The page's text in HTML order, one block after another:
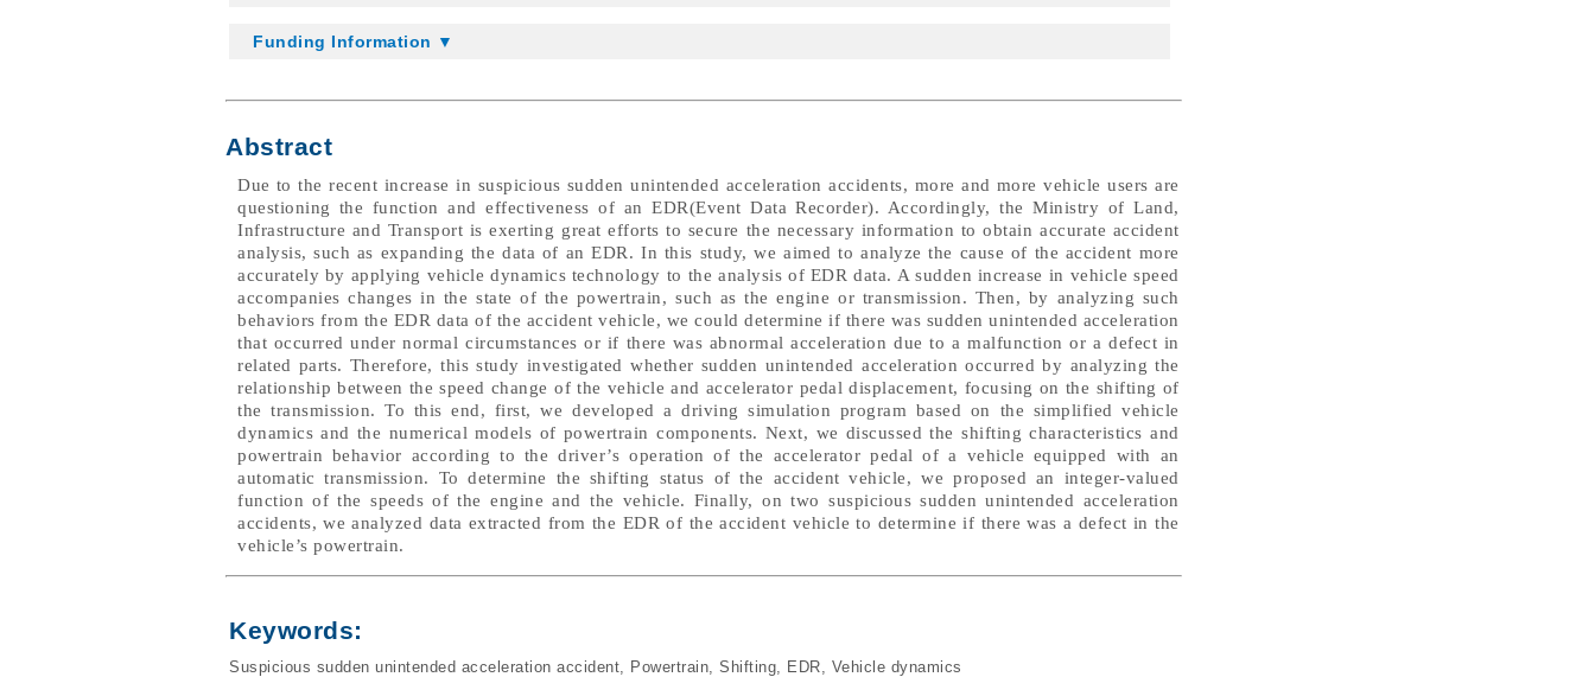
Funding Information ▼
Abstract
Due to the recent increase in suspicious sudden unintended acceleration accidents, more and more vehicle users are
questioning the function and effectiveness of an EDR(Event Data Recorder). Accordingly, the Ministry of Land,
Infrastructure and Transport is exerting great efforts to secure the necessary information to obtain accurate accident
analysis, such as expanding the data of an EDR. In this study, we aimed to analyze the cause of the accident more
accurately by applying vehicle dynamics technology to the analysis of EDR data. A sudden increase in vehicle speed
accompanies changes in the state of the powertrain, such as the engine or transmission. Then, by analyzing such
behaviors from the EDR data of the accident vehicle, we could determine if there was sudden unintended acceleration
that occurred under normal circumstances or if there was abnormal acceleration due to a malfunction or a defect in
related parts. Therefore, this study investigated whether sudden unintended acceleration occurred by analyzing the
relationship between the speed change of the vehicle and accelerator pedal displacement, focusing on the shifting of
the transmission. To this end, first, we developed a driving simulation program based on the simplified vehicle
dynamics and the numerical models of powertrain components. Next, we discussed the shifting characteristics and
powertrain behavior according to the driver’s operation of the accelerator pedal of a vehicle equipped with an
automatic transmission. To determine the shifting status of the accident vehicle, we proposed an integer-valued
function of the speeds of the engine and the vehicle. Finally, on two suspicious sudden unintended acceleration
accidents, we analyzed data extracted from the EDR of the accident vehicle to determine if there was a defect in the
vehicle’s powertrain.
Keywords:
Suspicious sudden unintended acceleration accident, Powertrain, Shifting, EDR, Vehicle dynamics